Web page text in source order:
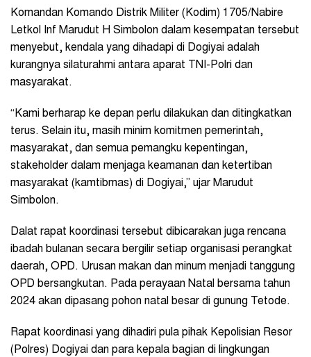
Komandan Komando Distrik Militer (Kodim) 1705/Nabire
Letkol Inf Marudut H Simbolon dalam kesempatan tersebut
menyebut, kendala yang dihadapi di Dogiyai adalah
kurangnya silaturahmi antara aparat TNI-Polri dan
masyarakat.
“Kami berharap ke depan perlu dilakukan dan ditingkatkan
terus. Selain itu, masih minim komitmen pemerintah,
masyarakat, dan semua pemangku kepentingan,
stakeholder dalam menjaga keamanan dan ketertiban
masyarakat (kamtibmas) di Dogiyai,” ujar Marudut
Simbolon.
Dalat rapat koordinasi tersebut dibicarakan juga rencana
ibadah bulanan secara bergilir setiap organisasi perangkat
daerah, OPD. Urusan makan dan minum menjadi tanggung
OPD bersangkutan. Pada perayaan Natal bersama tahun
2024 akan dipasang pohon natal besar di gunung Tetode.
Rapat koordinasi yang dihadiri pula pihak Kepolisian Resor
(Polres) Dogiyai dan para kepala bagian di lingkungan